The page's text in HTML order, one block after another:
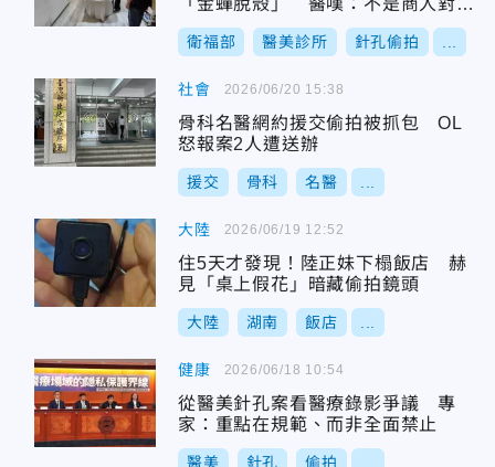
「金蟬脫殼」 醫嘆：不是商人對
手！
衛福部 醫美診所 針孔偷拍
社會
骨科名醫網約援交偷拍被抓包 OL
怒報案2人遭送辦
援交 骨科 名醫
2026/06/20 15:38
大陸
住5天才發現！陸正妹下榻飯店 赫
見「桌上假花」暗藏偷拍鏡頭
大陸 湖南 飯店
2026/06/19 12:52
健康
從醫美針孔案看醫療錄影爭議 專
家：重點在規範、而非全面禁止
醫美 針孔 偷拍
2026/06/18 10:54